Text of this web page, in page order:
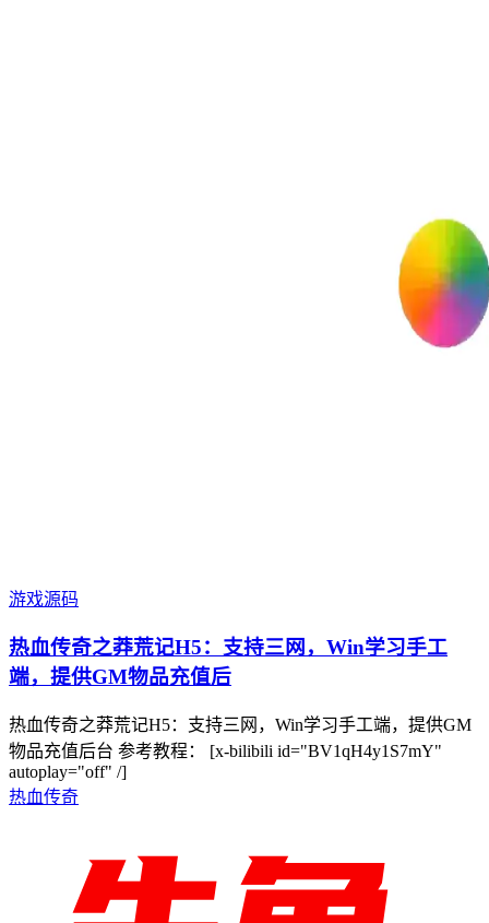
游戏源码
热血传奇之莽荒记H5：支持三网，Win学习手工
端，提供GM物品充值后
热血传奇之莽荒记H5：支持三网，Win学习手工端，提供GM
物品充值后台 参考教程： [x-bilibili id="BV1qH4y1S7mY"
autoplay="off" /]
热血传奇